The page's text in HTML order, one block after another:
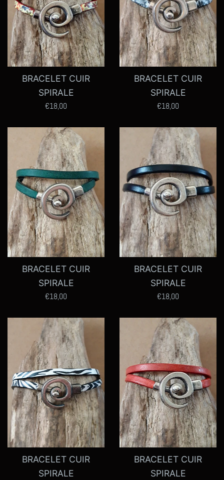
BRACELET CUIR
SPIRALE
Prix
€18,00
BRACELET CUIR
SPIRALE
Prix
€18,00
BRACELET CUIR
SPIRALE
Prix
€18,00
BRACELET CUIR
SPIRALE
Prix
€18,00
BRACELET CUIR
SPIRALE
BRACELET CUIR
SPIRALE